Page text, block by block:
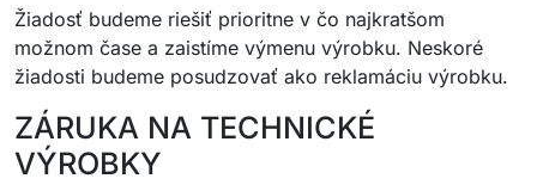
Žiadosť budeme riešiť prioritne v čo najkratšom
možnom čase a zaistíme výmenu výrobku. Neskoré
žiadosti budeme posudzovať ako reklamáciu výrobku.
ZÁRUKA NA TECHNICKÉ
VÝROBKY